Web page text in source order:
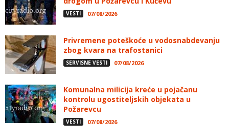
VESTI 07/08/2026
Privremene poteškoće u vodosnabdevanju
zbog kvara na trafostanici
SERVISNE VESTI 07/08/2026
Komunalna milicija kreće u pojačanu
kontrolu ugostiteljskih objekata u
Požarevcu
VESTI 07/08/2026